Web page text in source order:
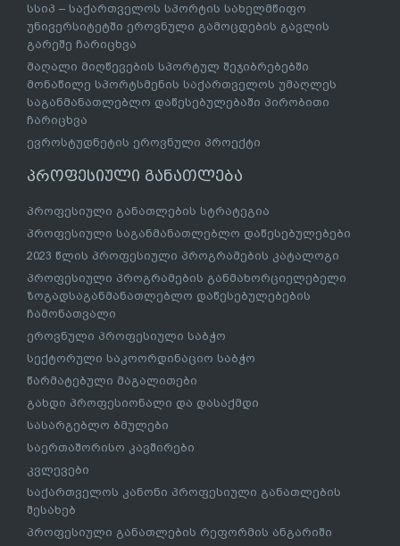
სსიპ – საქართველოს სპორტის სახელმწიფო
უნივერსიტეტში ეროვნული გამოცდების გავლის
გარეშე ჩარიცხვა
მაღალი მიღწევების სპორტულ შეჯიბრებებში
მონაწილე სპორტსმენის საქართველოს უმაღლეს
საგანმანათლებლო დაწესებულებაში პირობითი
ჩარიცხვა
ევროსტუდნეტის ეროვნული პროექტი
პროფესიული განათლება
პროფესიული განათლების სტრატეგია
პროფესიული საგანმანათლებლო დაწესებულებები
2023 წლის პროფესიული პროგრამების კატალოგი
პროფესიული პროგრამების განმახორციელებელი
ზოგადსაგანმანათლებლო დაწესებულებების
ჩამონათვალი
ეროვნული პროფესიული საბჭო
სექტორული საკოორდინაციო საბჭო
წარმატებული მაგალითები
გახდი პროფესიონალი და დასაქმდი
სასარგებლო ბმულები
საერთაშორისო კავშირები
კვლევები
საქართველოს კანონი პროფესიული განათლების
შესახებ
პროფესიული განათლების რეფორმის ანგარიში